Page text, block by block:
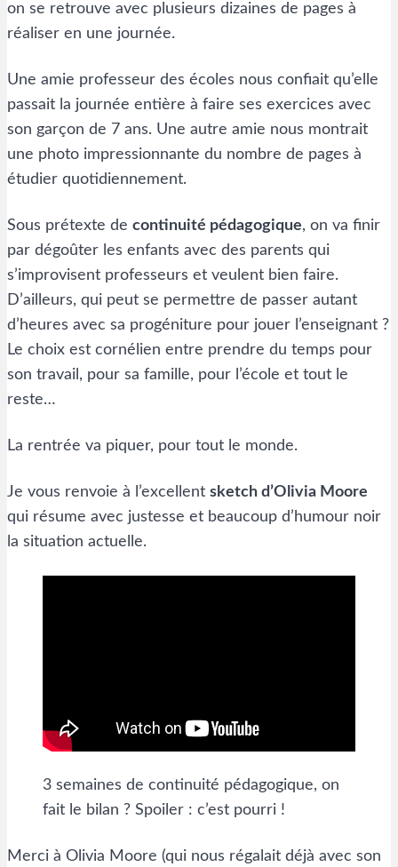
on se retrouve avec plusieurs dizaines de pages à
réaliser en une journée.
Une amie professeur des écoles nous confiait qu’elle
passait la journée entière à faire ses exercices avec
son garçon de 7 ans. Une autre amie nous montrait
une photo impressionnante du nombre de pages à
étudier quotidiennement.
Sous prétexte de continuité pédagogique, on va finir
par dégoûter les enfants avec des parents qui
s’improvisent professeurs et veulent bien faire.
D’ailleurs, qui peut se permettre de passer autant
d’heures avec sa progéniture pour jouer l’enseignant ?
Le choix est cornélien entre prendre du temps pour
son travail, pour sa famille, pour l’école et tout le
reste…
La rentrée va piquer, pour tout le monde.
Je vous renvoie à l’excellent sketch d’Olivia Moore
qui résume avec justesse et beaucoup d’humour noir
la situation actuelle.
3 semaines de continuité pédagogique, on
fait le bilan ? Spoiler : c’est pourri !
Merci à Olivia Moore (qui nous régalait déjà avec son